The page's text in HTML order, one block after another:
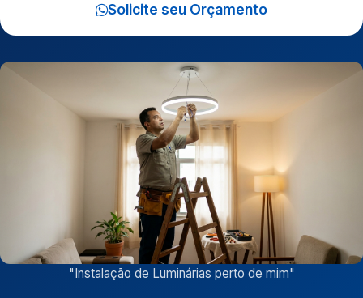
Solicite seu Orçamento
"Instalação de Luminárias perto de mim"